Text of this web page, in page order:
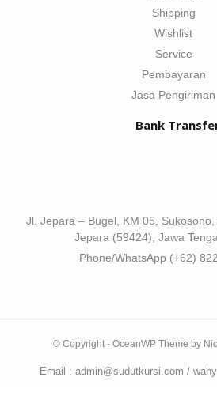
Shipping
Wishlist
Service
Pembayaran
Jasa Pengiriman
Bank
Jl. Jepara – Bugel, KM 05,
Jepara (59424), Jawa
Phone/WhatsApp (+62)
© Copyright - OceanWP Theme by
Email : admin@sudutkursi.com /